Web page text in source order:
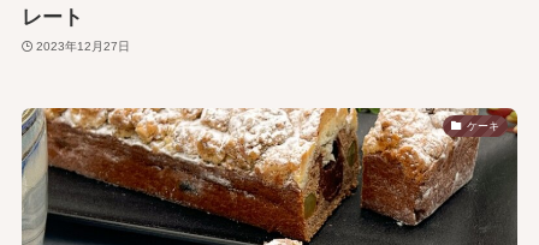
レート
2023年12月27日
ケーキ